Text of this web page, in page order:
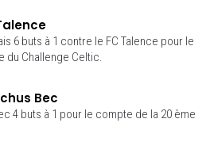
6 buts à 1 contre le FC Talence pour le
du Challenge Celtic.
Bec
4 buts à 1 pour le compte de la 20 ème